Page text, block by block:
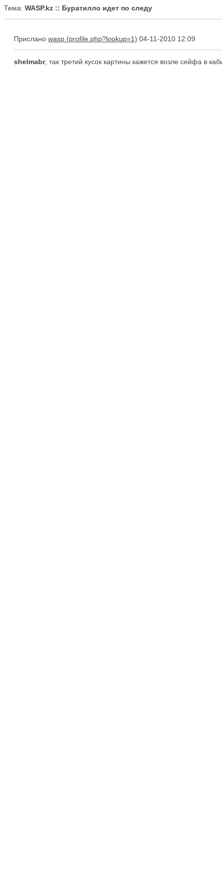
Тема: WASP.kz :: Буратилло идет по следу
Прислано wasp 04-11-2010 12:09
shelmabr, так третий кусок картины кажется возле сейфа в